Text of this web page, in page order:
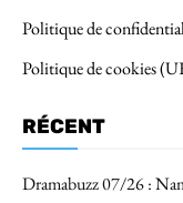
Politique de
Politique de cookies
RÉCENT
Dramabuzz 07/26 :